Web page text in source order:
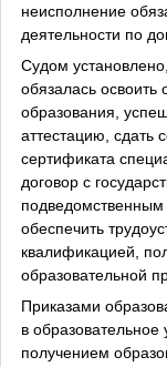
неисполнение
деятельности по
Судом
обязалась
образования,
аттестацию, сдать
сертификата
договор с
подведомственным
обеспечить
квалификацией,
образовательной
Приказами
в образовательное
получением